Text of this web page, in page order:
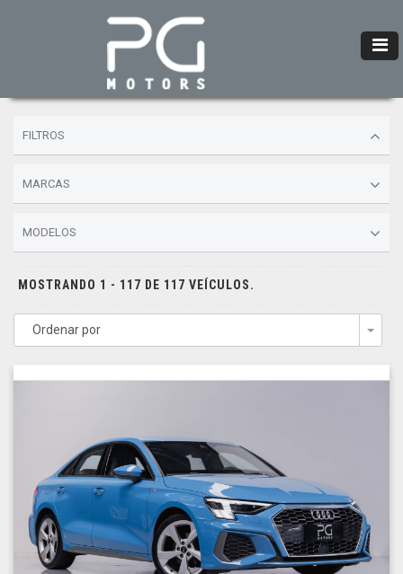
FILTROS
MARCAS
MODELOS
MOSTRANDO 1 - 117 DE 117 VEÍCULOS.
Ordenar por